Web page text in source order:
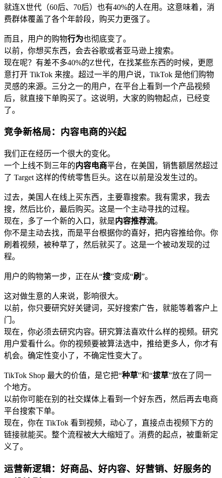
就连X世代（60后、70后）也有40%的人在用。这意味着，消
费群体覆盖了各个年龄段，购买力更强了。
而且，用户的购物行为也彻底变了。
以前，你想买东西，会去谷歌或者亚马逊上搜索。
现在呢？有差不多40%的Z世代，在找某些东西的时候，更愿
意打开 TikTok 来搜。超过一半的用户说，TikTok 是他们购物
灵感的来源。三分之一的用户，在平台上看到一个产品视频
后，就直接下单购买了。这说明，大家的购物起点，已经变
了。
竞争新格局：内容电商的兴起
我们正在经历一个很大的变化。
一个上线不到三年的内容电商平台，在美国，销售额居然超过
了 Target 这样的传统零售巨头。这在以前是没发生过的。
过去，美国人在线上买东西，主要靠搜索。我有需求，我去
搜，然后比价，最后购买。这是一个主动寻找的过程。
现在，多了一个新的入口，就是内容推荐流。
你不是主动去找，而是平台根据你的喜好，把内容推给你。你
刷着视频，被种草了，然后就买了。这是一个被动发现的过
程。
用户的购物第一步，正在从“搜”变成“刷”。
这对做生意的人来说，影响很大。
以前，你只要研究好关键词，买好搜索广告，就能等着客户上
门。
现在，你必须去研究内容。研究算法喜欢什么样的视频。研究
用户爱看什么。你的视频要被算法选中，推给更多人，你才有
机会。确定性变小了，不确定性变大了。
TikTok Shop 最大的价值，是它把“种草”和“拔草”放在了同一
个地方。
以前你可能在别的社交媒体上看到一个好东西，然后再去电商
平台搜索下单。
现在，你在 TikTok 看到视频，动心了，直接点击视频下方的
链接就能买。整个流程被大大缩短了。消费的起点，被重新定
义了。
运营新逻辑：好商品、好内容、好营销、好服务的